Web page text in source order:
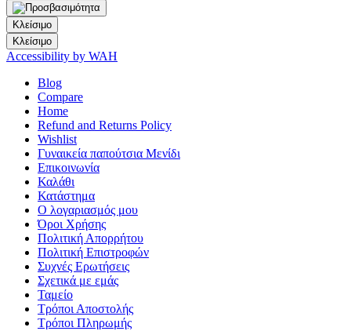
Κλείσιμο
Κλείσιμο
Accessibility by WAH
Blog
Compare
Home
Refund and Returns Policy
Wishlist
Γυναικεία παπούτσια Μενίδι
Επικοινωνία
Καλάθι
Κατάστημα
Ο λογαριασμός μου
Όροι Χρήσης
Πολιτική Απορρήτου
Πολιτική Επιστροφών
Συχνές Ερωτήσεις
Σχετικά με εμάς
Ταμείο
Τρόποι Αποστολής
Τρόποι Πληρωμής